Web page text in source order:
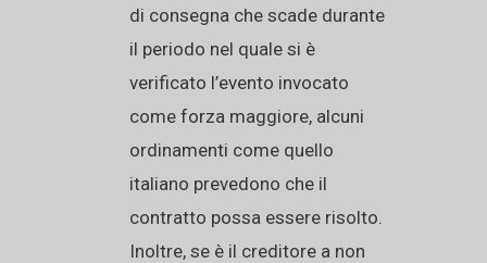
di consegna che scade durante
il periodo nel quale si è
verificato l’evento invocato
come forza maggiore, alcuni
ordinamenti come quello
italiano prevedono che il
contratto possa essere risolto.
Inoltre, se è il creditore a non